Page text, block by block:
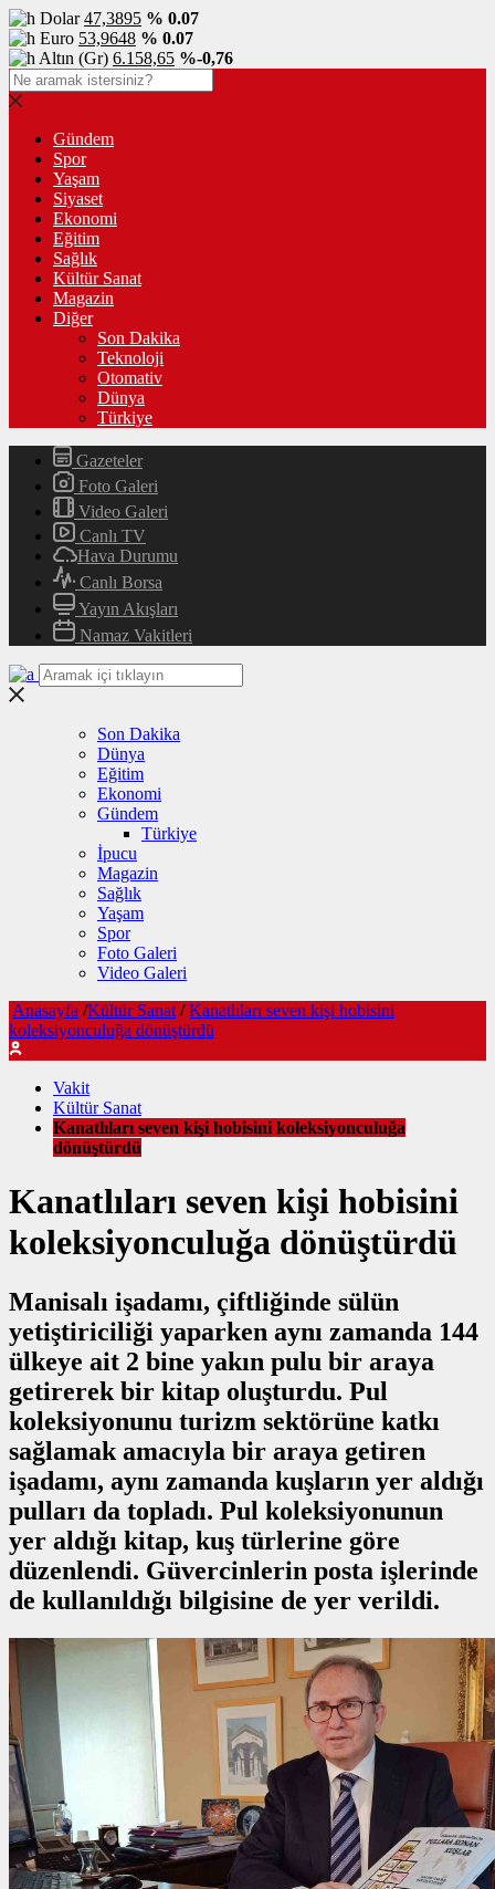
Dolar47,3895 % 0.07
Euro 53,9648 % 0.07
Altın (Gr) 6.158,65 %-0,76
Gündem
Spor
Yaşam
Siyaset
Ekonomi
Eğitim
Sağlık
Kültür Sanat
Magazin
Diğer
Son Dakika
Teknoloji
Otomativ
Dünya
Türkiye
Gazeteler
Foto Galeri
Video Galeri
Canlı TV
Hava Durumu
Canlı Borsa
Yayın Akışları
Namaz Vakitleri
Son Dakika
Dünya
Eğitim
Ekonomi
Gündem
Türkiye
İpucu
Magazin
Sağlık
Yaşam
Spor
Foto Galeri
Video Galeri
Anasayfa /Kültür Sanat / Kanatlıları seven kişi hobisini
koleksiyonculuğa dönüştürdü
Vakit
Kültür Sanat
Kanatlıları seven kişi hobisini koleksiyonculuğa
dönüştürdü
Kanatlıları seven kişi hobisini
koleksiyonculuğa dönüştürdü
Manisalı işadamı, çiftliğinde sülün
yetiştiriciliği yaparken aynı zamanda 144
ülkeye ait 2 bine yakın pulu bir araya
getirerek bir kitap oluşturdu. Pul
koleksiyonunu turizm sektörüne katkı
sağlamak amacıyla bir araya getiren
işadamı, aynı zamanda kuşların yer aldığı
pulları da topladı. Pul koleksiyonunun
yer aldığı kitap, kuş türlerine göre
düzenlendi. Güvercinlerin posta işlerinde
de kullanıldığı bilgisine de yer verildi.